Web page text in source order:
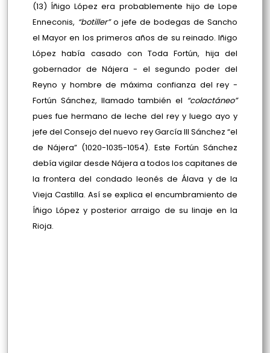
(13) Íñigo López era probablemente hijo de Lope
Enneconis, “botiller”o jefe de bodegas de Sancho
el Mayor en los primeros años de su reinado. Iñigo
López había casado con Toda Fortún, hija del
gobernador de Nájera - el segundo poder del
Reyno y hombre de máxima confianza del rey -
Fortún Sánchez, llamado también el “colactáneo”
pues fue hermano de leche del rey y luego ayo y
jefe del Consejo del nuevo rey García III Sánchez “el
de Nájera” (1020-1035-1054). Este Fortún Sánchez
debía vigilar desde Nájera a todos los capitanes de
la frontera del condado leonés de Álava y de la
Vieja Castilla. Así se explica el encumbramiento de
Íñigo López y posterior arraigo de su linaje en la
Rioja.